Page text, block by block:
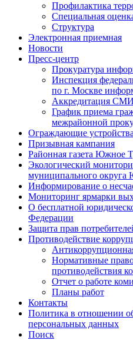
Профилактика
Специальная
Структура
Электронная приемная
Новости
Пресс-центр
Прокуратура
Инспекция
по г. Москве
Аккредитация СМИ
График приема
межрайонной
Ограждающие устройства
Призывная кампания
Районная газета Южное
Экологический
муниципального
Информирование о
Мониторинг ярмарки
О бесплатной
Федерации
Защита прав
Противодействие
Нормативные
противодействия
Отчет о работе
Планы работ
Контакты
Политика в отношении
персональных данных
Поиск